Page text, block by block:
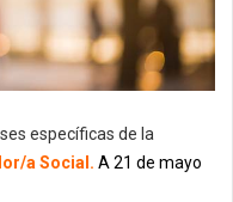
específicas de la
a Social. A 21 de mayo